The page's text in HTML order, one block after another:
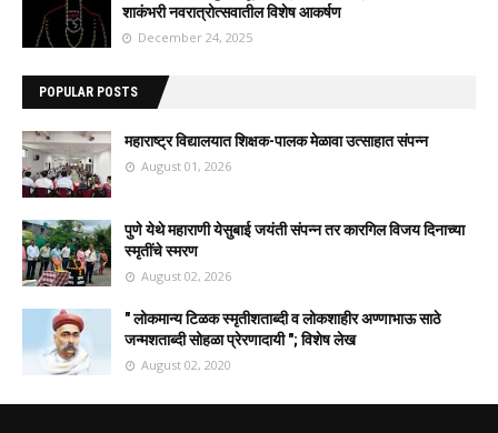
शाकंभरी नवरात्रोत्सवातील विशेष आकर्षण
December 24, 2025
POPULAR POSTS
महाराष्ट्र विद्यालयात शिक्षक-पालक मेळावा उत्साहात संपन्न
August 01, 2026
पुणे येथे महाराणी येसुबाई जयंती संपन्न तर कारगिल विजय दिनाच्या
स्मृतींचे स्मरण
August 02, 2026
" लोकमान्य टिळक स्मृतीशताब्दी व लोकशाहीर अण्णाभाऊ साठे
जन्मशताब्दी सोहळा प्रेरणादायी "; विशेष लेख
August 02, 2020